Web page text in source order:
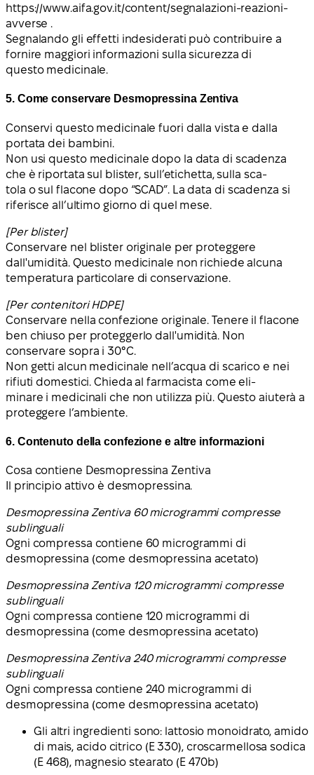
https://www.aifa.gov.it/content/segnalazioni-reazioni-
avverse .
Segnalando gli effetti indesiderati può contribuire a
fornire maggiori informazioni sulla sicurezza di
questo medicinale.
5. Come conservare Desmopressina Zentiva
Conservi questo medicinale fuori dalla vista e dalla
portata dei bambini.
Non usi questo medicinale dopo la data di scadenza
che è riportata sul blister, sull’etichetta, sulla sca-
tola o sul flacone dopo “SCAD”. La data di scadenza si
riferisce all’ultimo giorno di quel mese.
[Per blister]
Conservare nel blister originale per proteggere
dall'umidità. Questo medicinale non richiede alcuna
temperatura particolare di conservazione.
[Per contenitori HDPE]
Conservare nella confezione originale. Tenere il flacone
ben chiuso per proteggerlo dall'umidità. Non
conservare sopra i 30°C.
Non getti alcun medicinale nell’acqua di scarico e nei
rifiuti domestici. Chieda al farmacista come eli-
minare i medicinali che non utilizza più. Questo aiuterà a
proteggere l’ambiente.
6. Contenuto della confezione e altre informazioni
Cosa contiene Desmopressina Zentiva
Il principio attivo è desmopressina.
Desmopressina Zentiva 60 microgrammi compresse
sublinguali
Ogni compressa contiene 60 microgrammi di
desmopressina (come desmopressina acetato)
Desmopressina Zentiva 120 microgrammi compresse
sublinguali
Ogni compressa contiene 120 microgrammi di
desmopressina (come desmopressina acetato)
Desmopressina Zentiva 240 microgrammi compresse
sublinguali
Ogni compressa contiene 240 microgrammi di
desmopressina (come desmopressina acetato)
Gli altri ingredienti sono: lattosio monoidrato, amido
di mais, acido citrico (E 330), croscarmellosa sodica
(E 468), magnesio stearato (E 470b)